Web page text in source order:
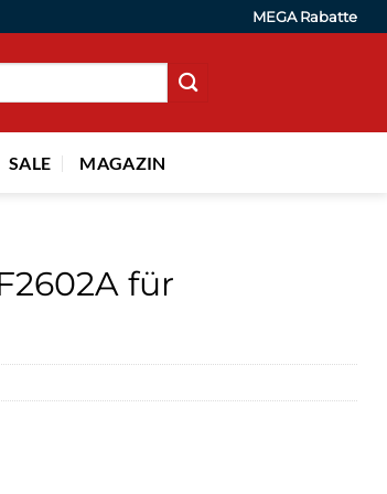
MEGA Rabatte
SALE MAGAZIN
für